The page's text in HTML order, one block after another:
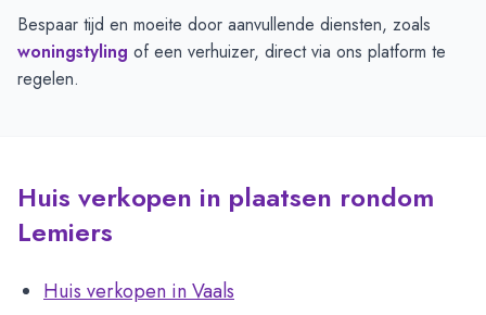
Bespaar tijd en moeite door aanvullende diensten, zoals
woningstyling of een verhuizer, direct via ons platform te
regelen.
Huis verkopen in plaatsen rondom
Lemiers
Huis verkopen in Vaals